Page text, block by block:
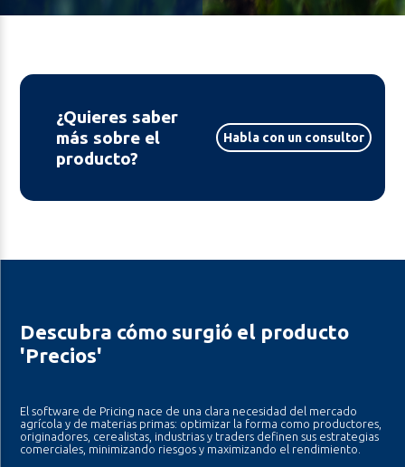
¿Quieres saber
más sobre el
producto?
Habla con un consultor
Descubra cómo surgió el producto
'Precios'
El software de Pricing nace de una clara necesidad del mercado
agrícola y de materias primas: optimizar la forma como productores,
originadores, cerealistas, industrias y traders definen sus estrategias
comerciales, minimizando riesgos y maximizando el rendimiento.